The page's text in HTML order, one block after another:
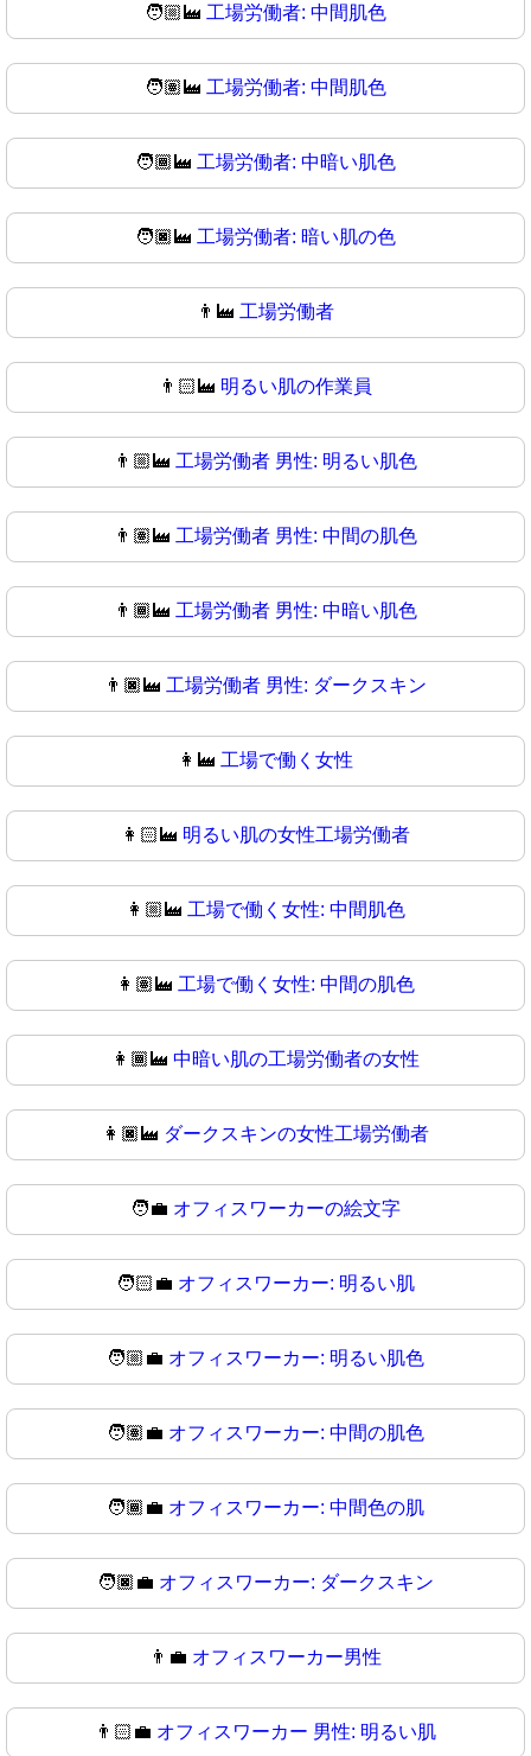
🧑🏼‍🏭 工場労働者: 中間肌色
🧑🏽‍🏭 工場労働者: 中間肌色
🧑🏾‍🏭 工場労働者: 中暗い肌色
🧑🏿‍🏭 工場労働者: 暗い肌の色
👨‍🏭 工場労働者
👨🏻‍🏭 明るい肌の作業員
👨🏼‍🏭 工場労働者 男性: 明るい肌色
👨🏽‍🏭 工場労働者 男性: 中間の肌色
👨🏾‍🏭 工場労働者 男性: 中暗い肌色
👨🏿‍🏭 工場労働者 男性: ダークスキン
👩‍🏭 工場で働く女性
👩🏻‍🏭 明るい肌の女性工場労働者
👩🏼‍🏭 工場で働く女性: 中間肌色
👩🏽‍🏭 工場で働く女性: 中間の肌色
👩🏾‍🏭 中暗い肌の工場労働者の女性
👩🏿‍🏭 ダークスキンの女性工場労働者
🧑‍💼 オフィスワーカーの絵文字
🧑🏻‍💼 オフィスワーカー: 明るい肌
🧑🏼‍💼 オフィスワーカー: 明るい肌色
🧑🏽‍💼 オフィスワーカー: 中間の肌色
🧑🏾‍💼 オフィスワーカー: 中間色の肌
🧑🏿‍💼 オフィスワーカー: ダークスキン
👨‍💼 オフィスワーカー男性
👨🏻‍💼 オフィスワーカー 男性: 明るい肌